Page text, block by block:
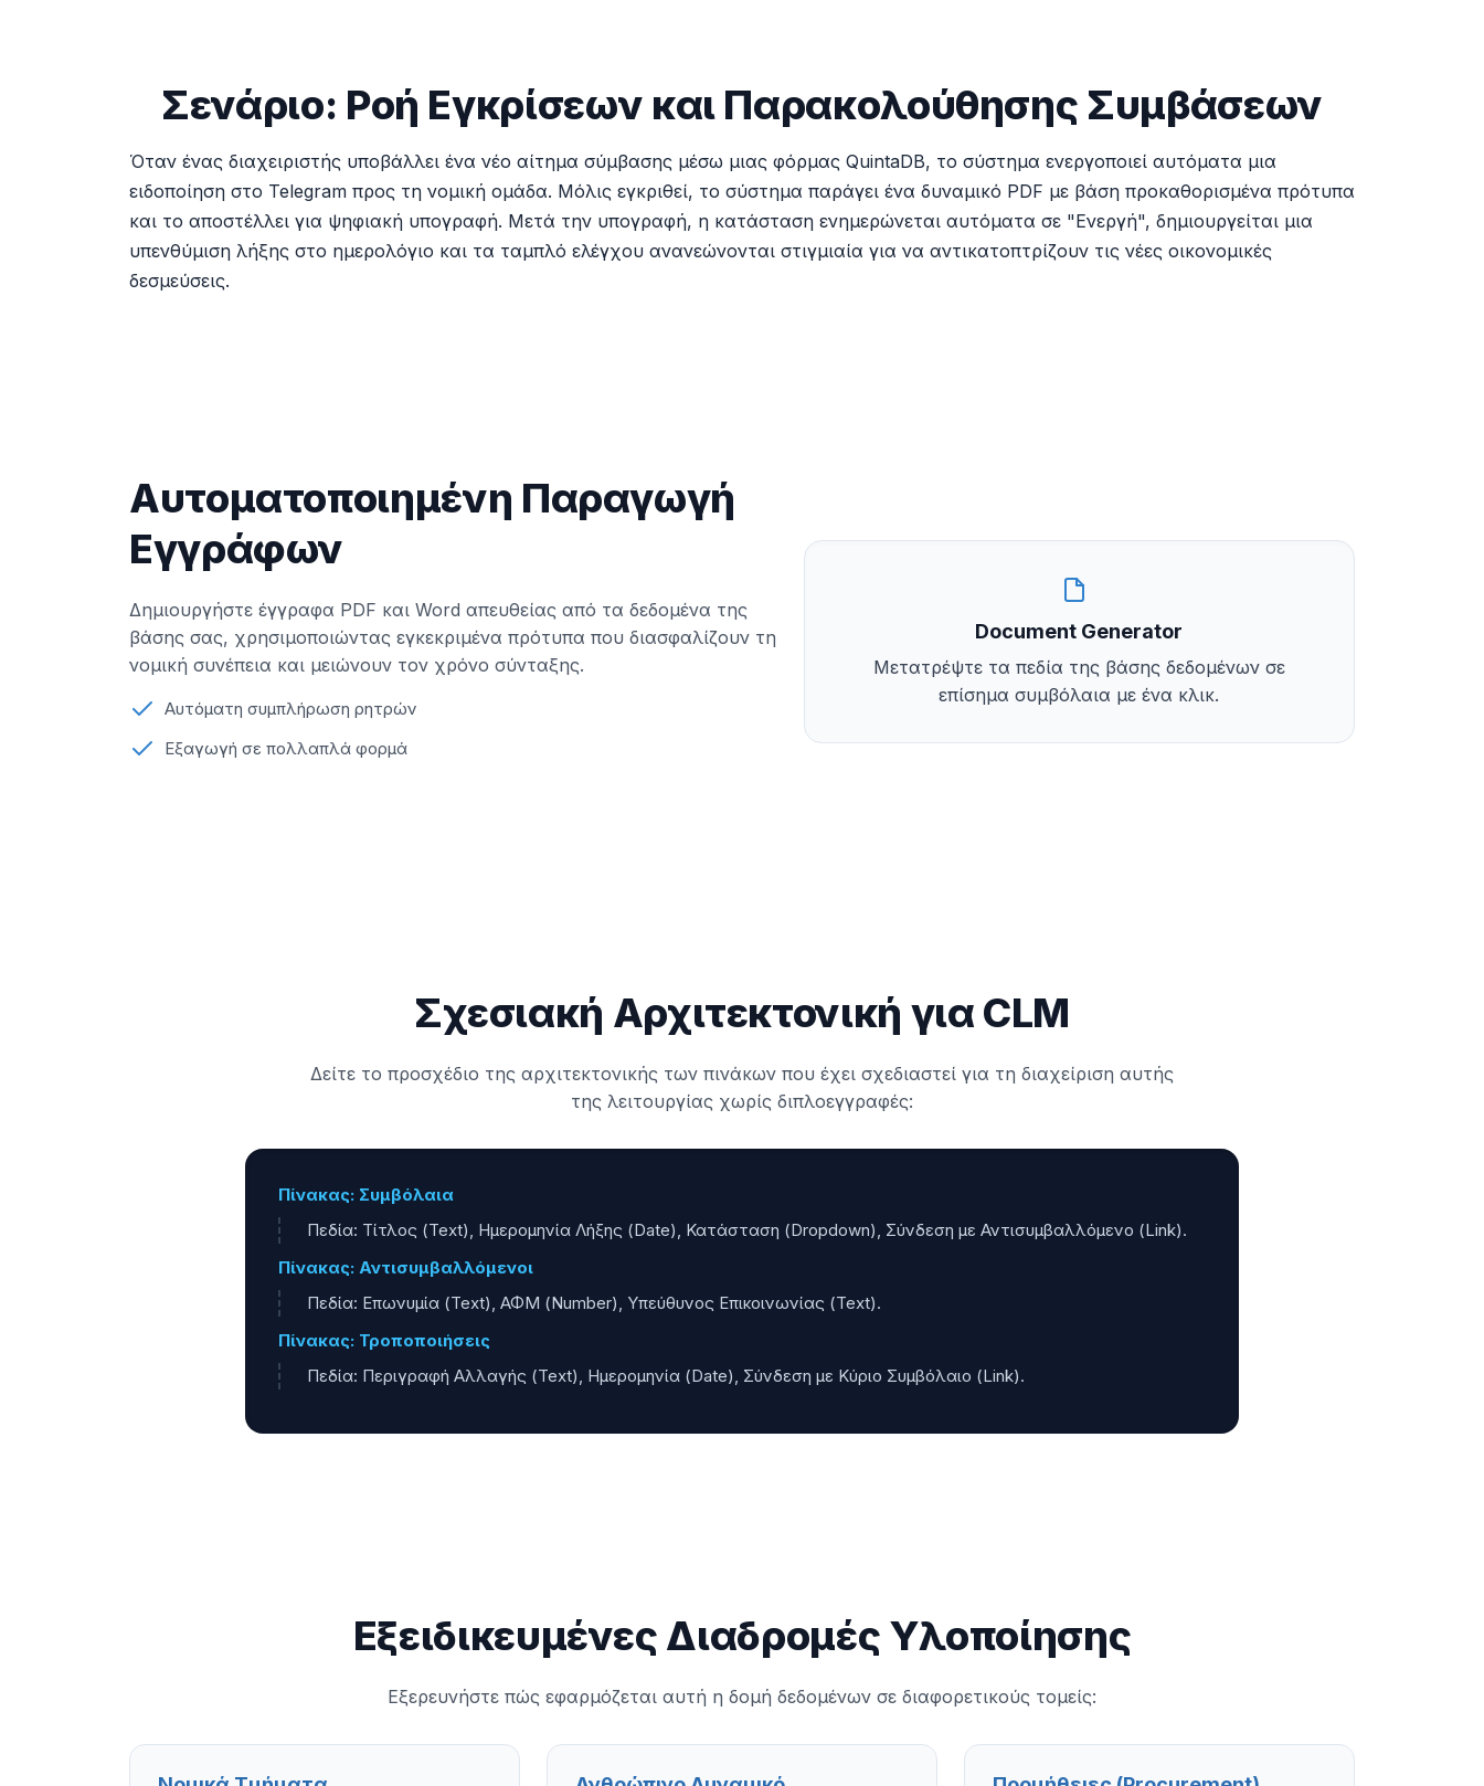
Σενάριο: Ροή Εγκρίσεων και Παρακολούθησης Συμβάσεων
Όταν ένας διαχειριστής υποβάλλει ένα νέο αίτημα σύμβασης μέσω μιας φόρμας QuintaDB, το σύστημα ενεργοποιεί αυτόματα μια
ειδοποίηση στο Telegram προς τη νομική ομάδα. Μόλις εγκριθεί, το σύστημα παράγει ένα δυναμικό PDF με βάση προκαθορισμένα πρότυπα
και το αποστέλλει για ψηφιακή υπογραφή. Μετά την υπογραφή, η κατάσταση ενημερώνεται αυτόματα σε "Ενεργή", δημιουργείται μια
υπενθύμιση λήξης στο ημερολόγιο και τα ταμπλό ελέγχου ανανεώνονται στιγμιαία για να αντικατοπτρίζουν τις νέες οικονομικές
δεσμεύσεις.
Αυτοματοποιημένη Παραγωγή
Εγγράφων
Δημιουργήστε έγγραφα PDF και Word απευθείας από τα δεδομένα της
βάσης σας, χρησιμοποιώντας εγκεκριμένα πρότυπα που διασφαλίζουν τη
νομική συνέπεια και μειώνουν τον χρόνο σύνταξης.
Αυτόματη συμπλήρωση ρητρών
Εξαγωγή σε πολλαπλά φορμά
Document Generator
Μετατρέψτε τα πεδία της βάσης δεδομένων σε
επίσημα συμβόλαια με ένα κλικ.
Σχεσιακή Αρχιτεκτονική για CLM
Δείτε το προσχέδιο της αρχιτεκτονικής των πινάκων που έχει σχεδιαστεί για τη διαχείριση αυτής
της λειτουργίας χωρίς διπλοεγγραφές:
Πίνακας: Συμβόλαια
Πεδία: Τίτλος (Text), Ημερομηνία Λήξης (Date), Κατάσταση (Dropdown), Σύνδεση με Αντισυμβαλλόμενο (Link).
Πίνακας: Αντισυμβαλλόμενοι
Πεδία: Επωνυμία (Text), ΑΦΜ (Number), Υπεύθυνος Επικοινωνίας (Text).
Πίνακας: Τροποποιήσεις
Πεδία: Περιγραφή Αλλαγής (Text), Ημερομηνία (Date), Σύνδεση με Κύριο Συμβόλαιο (Link).
Εξειδικευμένες Διαδρομές Υλοποίησης
Εξερευνήστε πώς εφαρμόζεται αυτή η δομή δεδομένων σε διαφορετικούς τομείς: